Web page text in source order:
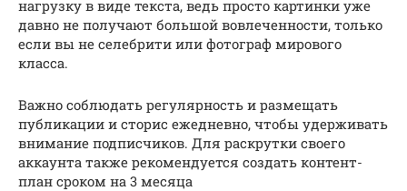
нагрузку в виде текста, ведь просто картинки уже
давно не получают большой вовлеченности, только
если вы не селебрити или фотограф мирового
класса.
Важно соблюдать регулярность и размещать
публикации и сторис ежедневно, чтобы удерживать
внимание подписчиков. Для раскрутки своего
аккаунта также рекомендуется создать контент-
план сроком на 3 месяца